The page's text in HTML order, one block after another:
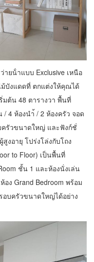
ายน้ําแบบ Exclusive เหนือ
ม้บังแดดที่ ตกแต่งให้คุณได้
มต้น 48 ตารางวา พื้นที่
/ 4 ห้องนํา้ / 2 ห้องครัว จอด
ครัวขนาดใหญ่ และฟังก์ชั่
งอายุ โปร่งโล่งกับโถง
to Floor) เป็นพื้นที่
ชั้น 1 และห้องนั่งเล่น
ง Grand Bedroom พร้อม
อบครัวขนาดใหญ่ได้อย่าง